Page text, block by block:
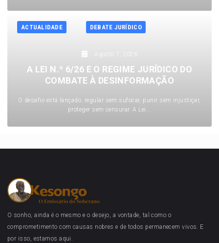
ACTUALIDADE DEBATE JURÍDICO
Agosto 7, 2026
A LEI N.º 6/26 E O REGIME JURÍDICO DO
COMBATE À DESINFORMAÇÃO
O desafio está lançado: regular sem sufocar, punir sem injustiçar,
proteger sem censurar. A Lei...
O sonho, ainda é o mesmo e o desejo, a vontade, tal como o
comprometimento com causas nobres e de todos permanecem vivos. E
por isso, estamos aqui.